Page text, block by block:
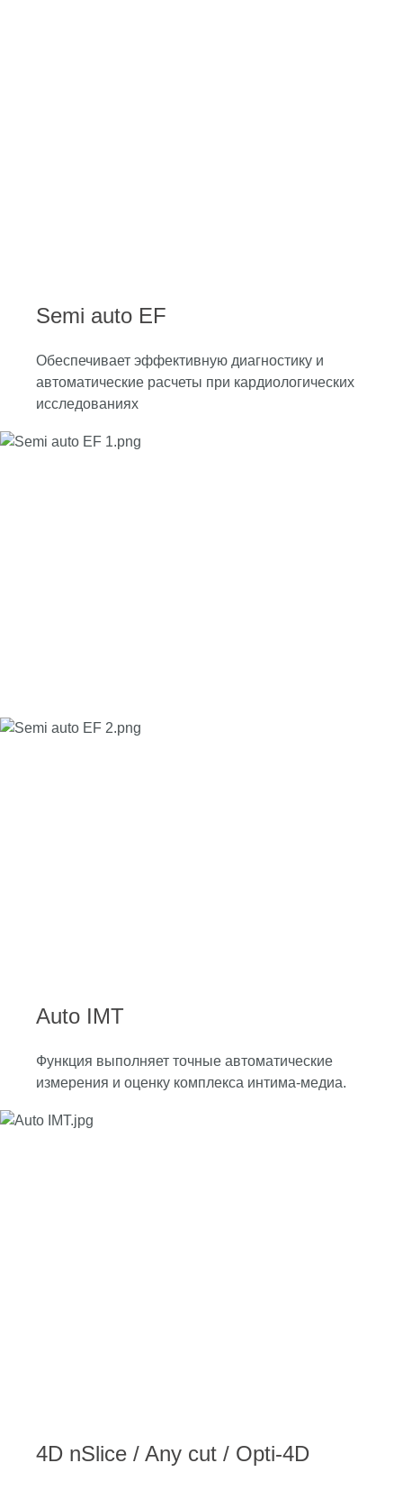
Semi auto EF
Обеспечивает эффективную диагностику и
автоматические расчеты при кардиологических
исследованиях
Auto IMT
Функция выполняет точные автоматические
измерения и оценку комплекса интима-медиа.
4D nSlice / Any cut / Opti-4D